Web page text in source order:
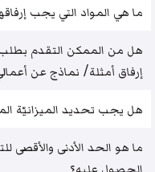
ما هي المواد التي يجب
هل من الممكن التقدم
إرفاق أمثلة/ نماذج عن
هل يجب تحديد الميزانيّة
ما هو الحد الأدنى والأقصى
الحصول عليه؟